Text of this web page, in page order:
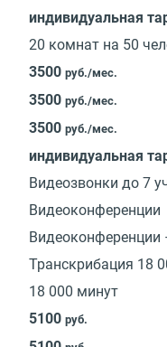
индивидуальная
20 комнат на 50
3500 руб./мес.
3500 руб./мес.
3500 руб./мес.
индивидуальная
Видеозвонки до 7
Видеоконференции
Видеоконференции
Транскрибация 18
18 000 минут
5100 руб.